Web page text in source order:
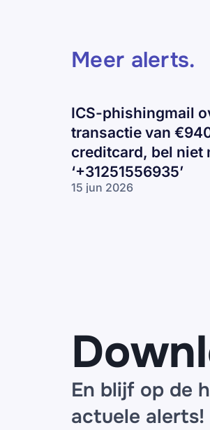
Meer alerts.
ICS-phishingmail
transactie van
creditcard, bel niet
‘+31251556935’
15 jun 2026
En blijf op de
actuele alerts!